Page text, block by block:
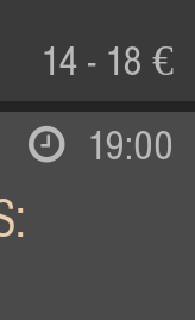
14 - 18 €
19:00